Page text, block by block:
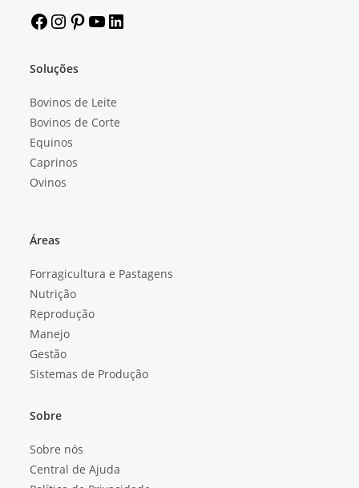
Soluções
Bovinos de Leite
Bovinos de Corte
Equinos
Caprinos
Ovinos
Áreas
Forragicultura e Pastagens
Nutrição
Reprodução
Manejo
Gestão
Sistemas de Produção
Sobre
Sobre nós
Central de Ajuda